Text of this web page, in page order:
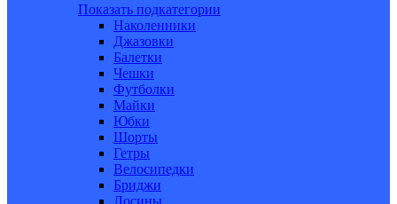
Показать подкатегории
Наколенники
Джазовки
Балетки
Чешки
Футболки
Майки
Юбки
Шорты
Гетры
Велосипедки
Бриджи
Лосины